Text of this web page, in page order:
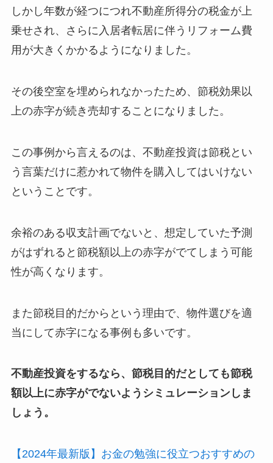
しかし年数が経つにつれ不動産所得分の税金が上
乗せされ、さらに入居者転居に伴うリフォーム費
用が大きくかかるようになりました。
その後空室を埋められなかったため、節税効果以
上の赤字が続き売却することになりました。
この事例から言えるのは、不動産投資は節税とい
う言葉だけに惹かれて物件を購入してはいけない
ということです。
余裕のある収支計画でないと、想定していた予測
がはずれると節税額以上の赤字がでてしまう可能
性が高くなります。
また節税目的だからという理由で、物件選びを適
当にして赤字になる事例も多いです。
不動産投資をするなら、節税目的だとしても節税
額以上に赤字がでないようシミュレーションしま
しょう。
【2024年最新版】お金の勉強に役立つおすすめの